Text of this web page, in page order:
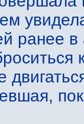
ранее